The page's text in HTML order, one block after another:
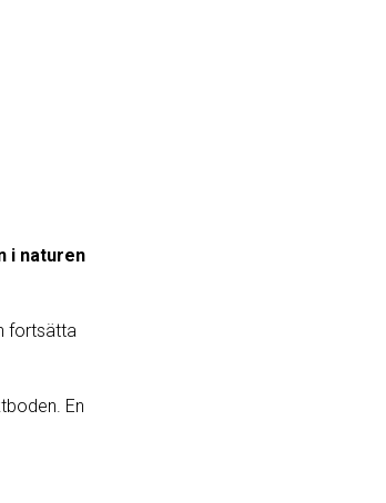
i naturen
fortsätta
En